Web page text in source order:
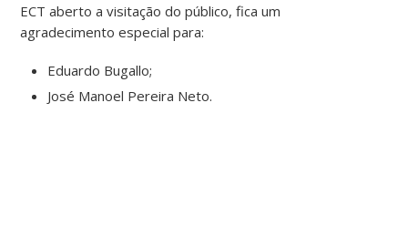
ECT aberto a visitação do público, fica um
agradecimento especial para:
Eduardo Bugallo;
José Manoel Pereira Neto.